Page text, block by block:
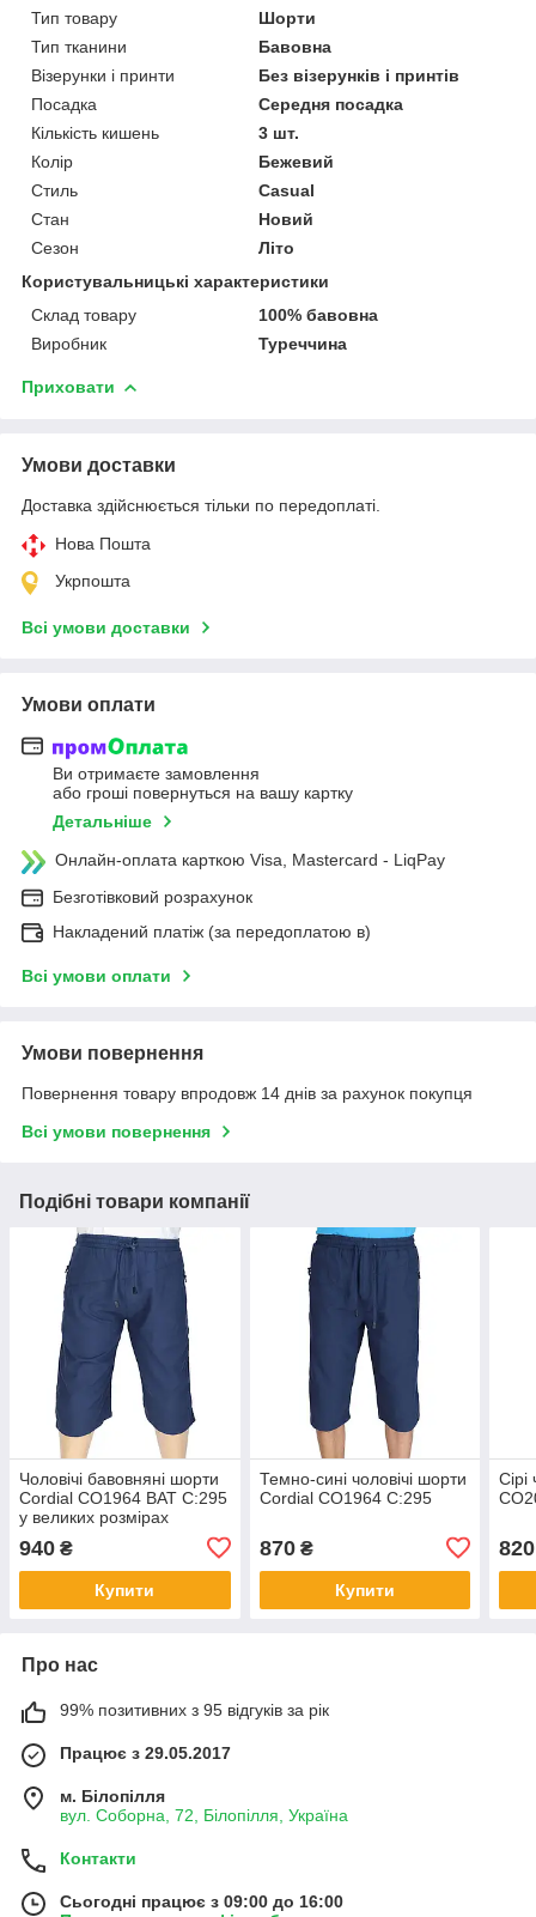
Тип товару
Шорти
Тип тканини
Бавовна
Візерунки і принти
Без візерунків і принтів
Посадка
Середня посадка
Кількість кишень
3 шт.
Колір
Бежевий
Стиль
Casual
Стан
Новий
Сезон
Літо
Користувальницькі характеристики
Склад товару
100% бавовна
Виробник
Туреччина
Приховати
Умови доставки
Доставка здійснюється тільки по передоплаті.
Нова Пошта
Укрпошта
Всі умови доставки
Умови оплати
Ви отримаєте замовлення
або гроші повернуться на вашу картку
Детальніше
Онлайн-оплата карткою Visa, Mastercard - LiqPay
Безготівковий розрахунок
Накладений платіж (за передоплатою в)
Всі умови оплати
Умови повернення
Повернення товару впродовж 14 днів за рахунок покупця
Всі умови повернення
Подібні товари компанії
Чоловічі бавовняні шорти
Cordial CO1964 BAT С:295
у великих розмірах
940 ₴
Купити
Темно-сині чоловічі шорти
Cordial CO1964 С:295
870₴
Купити
820
Про нас
99% позитивних з 95 відгуків за рік
Працює з 29.05.2017
м. Білопілля
вул. Соборна, 72, Білопілля, Україна
Контакти
Сьогодні працює з 09:00 до 16:00